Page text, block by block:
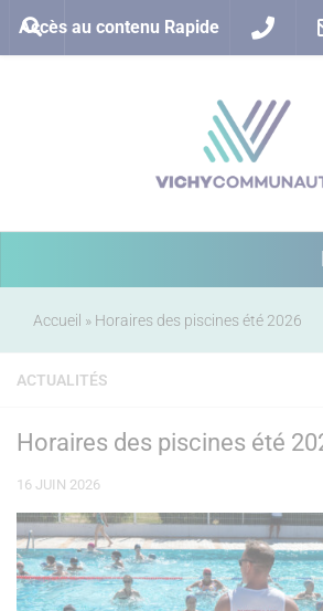
Accès au contenu Rapide
Accueil » Horaires des piscines été 2026
ACTUALITÉS
Horaires des piscines été
16 JUIN 2026